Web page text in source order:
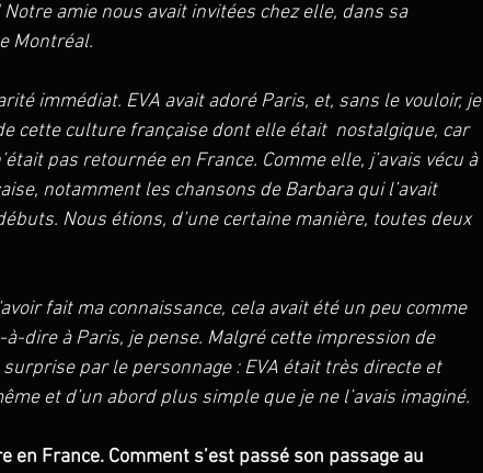
amie nous avait invitées chez elle, dans sa
Montréal.
immédiat. EVA avait adoré Paris, et, sans le vouloir, je
cette culture française dont elle était  nostalgique, car
pas retournée en France. Comme elle, j’avais vécu à
notamment les chansons de Barbara qui l’avait
Nous étions, d’une certaine manière, toutes deux
fait ma connaissance, cela avait été un peu comme
dire à Paris, je pense. Malgré cette impression de
par le personnage : EVA était très directe et
et d’un abord plus simple que je ne l’avais imaginé.
en France. Comment s’est passé son passage au